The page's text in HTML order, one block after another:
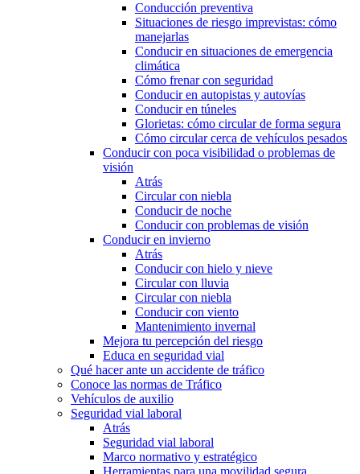
Conducción preventiva
Situaciones de riesgo imprevistas: cómo
manejarlas
Conducir en situaciones de emergencia
climática
Cómo frenar con seguridad
Conducir en autopistas y autovías
Conducir en túneles
Glorietas: cómo circular de forma segura
Cómo circular cerca de vehículos pesados
Conducir con poca visibilidad o problemas de
visión
Atrás
Circular con niebla
Conducir de noche
Conducir con problemas de visión
Conducir en invierno
Atrás
Conducir con hielo y nieve
Circular con lluvia
Circular con niebla
Conducir con viento
Mantenimiento invernal
Mejora tu percepción del riesgo
Educa en seguridad vial
Qué hacer ante un accidente de tráfico
Conoce las normas de Tráfico
Vehículos de auxilio
Seguridad vial laboral
Atrás
Seguridad vial laboral
Marco normativo y estratégico